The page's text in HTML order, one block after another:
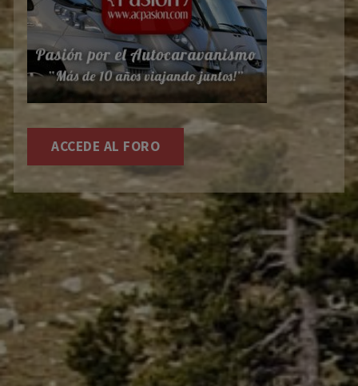
ACCEDE AL FORO